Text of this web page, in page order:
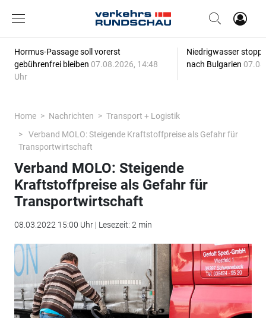
Hormus-Passage soll vorerst
gebührenfrei bleiben 07.08.2026, 14:48
Uhr
Niedrigwasser
nach Bulgarien
Home Nachrichten
Transport + Logistik
Verband MOLO: Steigende Kraftstoffpreise als Gefahr für
Transportwirtschaft
Verband MOLO: Steigende
Kraftstoffpreise als Gefahr für
Transportwirtschaft
08.03.2022 15:00 Uhr | Lesezeit: 2 min